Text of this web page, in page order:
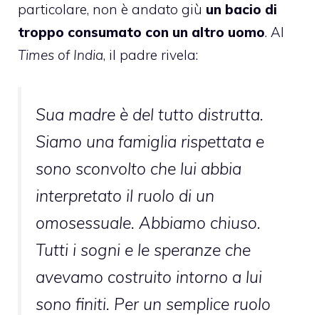
particolare, non è andato giù un bacio di
troppo consumato con un altro uomo. Al
Times of India, il padre rivela:
Sua madre è del tutto distrutta.
Siamo una famiglia rispettata e
sono sconvolto che lui abbia
interpretato il ruolo di un
omosessuale. Abbiamo chiuso.
Tutti i sogni e le speranze che
avevamo costruito intorno a lui
sono finiti. Per un semplice ruolo